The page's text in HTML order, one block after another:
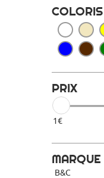
COLORIS
PRIX
1€
MARQUE
B&C